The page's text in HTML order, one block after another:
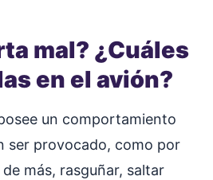
mal? ¿Cuáles
en el avión?
un comportamiento
ser provocado, como por
más, rasguñar, saltar